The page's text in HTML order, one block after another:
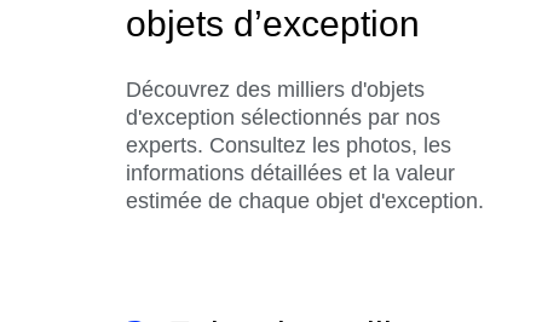
objets d’exception
Découvrez des milliers d'objets
d'exception sélectionnés par nos
experts. Consultez les photos, les
informations détaillées et la valeur
estimée de chaque objet d'exception.